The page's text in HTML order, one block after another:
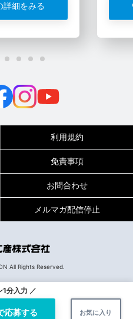
450
日祝は18:00まで）
133609
1分入力 ／
応募する お気に入り
詳細をみる
利用規約
免責事項
お問合わせ
メルマガ配信停止
All Rights Reserved.